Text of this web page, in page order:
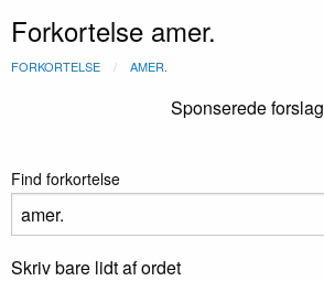
Forkortelse amer.
FORKORTELSE AMER.
Sponserede forslag
Find forkortelse
Skriv bare lidt af ordet